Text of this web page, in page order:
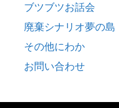
ブツブツお話会
廃棄シナリオ夢の島
その他にわか
お問い合わせ